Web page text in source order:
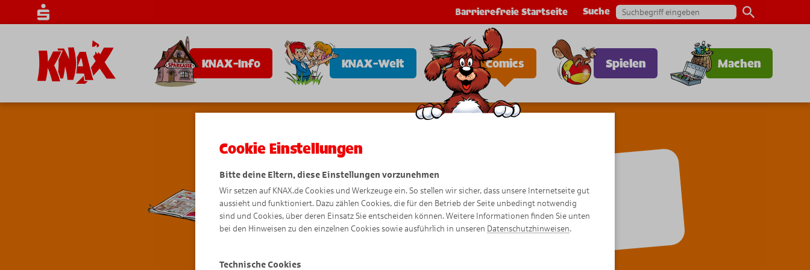
Barrierefreie Startseite Suche
KNAX-Info KNAX-Welt Comics Spielen Machen
Pusteblume
Comic
Cookie Einstellungen
Bitte deine Eltern, diese Einstellungen vorzunehmen
Wir setzen auf KNAX.de Cookies und Werkzeuge ein. So stellen wir sicher, dass unsere Internetseite gut
aussieht und funktioniert. Dazu zählen Cookies, die für den Betrieb der Seite unbedingt notwendig
sind und Cookies, über deren Einsatz Sie entscheiden können. Weitere Informationen finden Sie unten
bei den Hinweisen zu den einzelnen Cookies sowie ausführlich in unseren Datenschutzhinweisen.
Technische Cookies